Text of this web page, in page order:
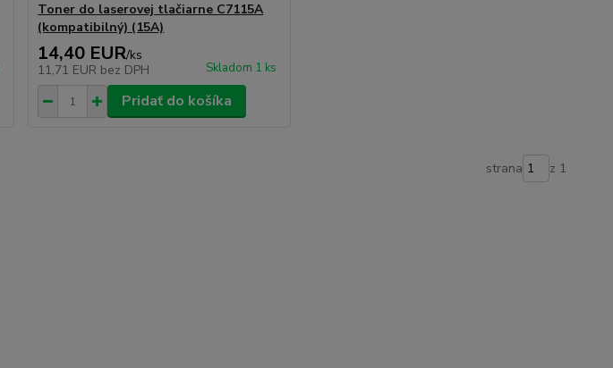
Toner do laserovej tlačiarne C7115A
(kompatibilný) (15A)
14,40 EUR/ks
11,71 EUR bez DPH Skladom 1 ks
Pridať do košíka
strana z 1